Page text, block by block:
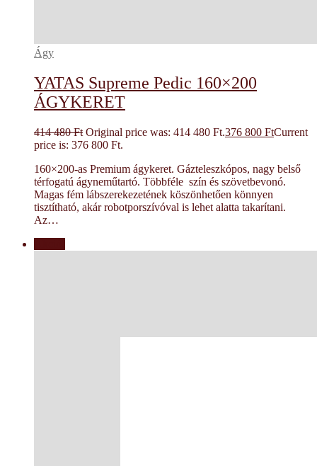
Ágy
YATAS Supreme Pedic 160×200
ÁGYKERET
414 480Ft Original price was: 414 480 Ft.376 800 FtCurrent
price is: 376 800 Ft.
160×200-as Premium ágykeret. Gázteleszkópos, nagy belső
térfogatú ágyneműtartó. Többféle szín és szövetbevonó.
Magas fém lábszerekezetének köszönhetően könnyen
tisztítható, akár robotporszívóval is lehet alatta takarítani.
Az…